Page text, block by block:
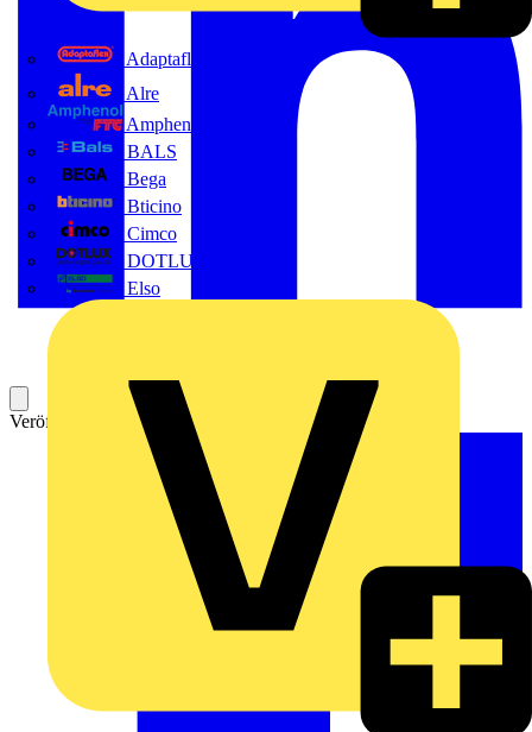
Adaptaflex
Alre
Amphenol FTG
BALS
Bega
Bticino
Cimco
DOTLUX GmbH
Elso
Veröffentlicht: 20. Oktober 2019 Kategorie: ETZ Seminare